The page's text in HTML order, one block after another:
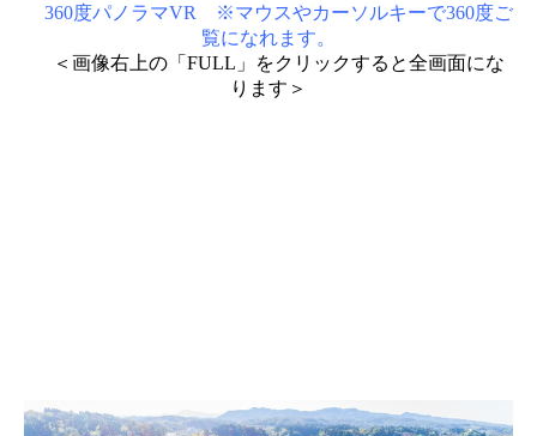
360度パノラマVR ※マウスやカーソルキーで360度ご
覧になれます。
＜画像右上の「FULL」をクリックすると全画面にな
ります＞